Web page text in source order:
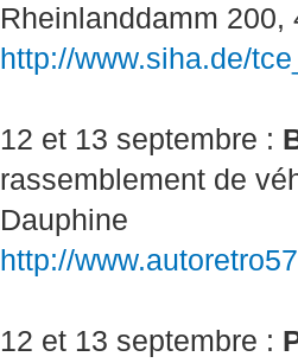
Rheinlanddamm 200,
http://www.siha.de/
12 et 13 septembre :
rassemblement de
Dauphine
http://
12 et 13 septembre :